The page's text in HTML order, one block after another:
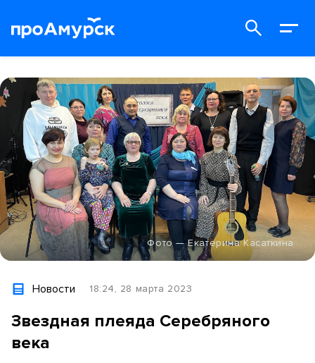
Фото — Екатерина Касаткина
Новости 18:24, 28 марта 2023
Звездная плеяда Серебряного
века